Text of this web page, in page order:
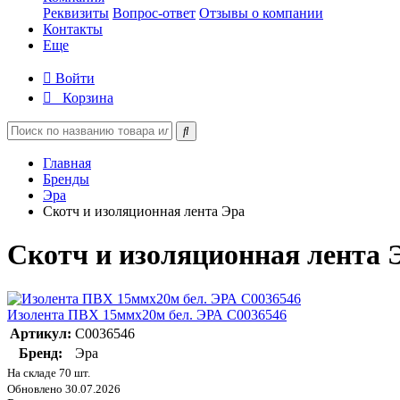
Реквизиты Вопрос-ответ Отзывы о компании
Контакты
Еще
Войти
Корзина
Главная
Бренды
Эра
Скотч и изоляционная лента Эра
Скотч и изоляционная лента
Изолента ПВХ 15ммх20м бел. ЭРА C0036546
Артикул: C0036546
Бренд:
Эра
На складе 70 шт.
Обновлено 30.07.2026